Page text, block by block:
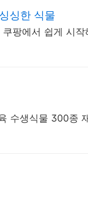
싱한 식물
팡에서 쉽게 시작
수생식물 300종